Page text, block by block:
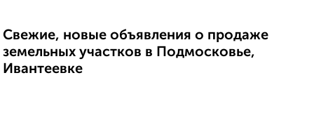
Свежие, новые объявления о продаже
земельных участков в Подмосковье,
Ивантеевке